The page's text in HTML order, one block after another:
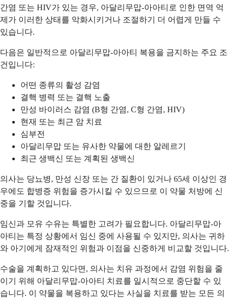
간염 또는 HIV가 있는 경우, 아달리무맙-아아티로 인한 면역 억
제가 이러한 상태를 악화시키거나 조절하기 더 어렵게 만들 수
있습니다.
다음은 일반적으로 아달리무맙-아아티 복용을 금지하는 주요 조
건입니다:
어떤 종류의 활성 감염
결핵 병력 또는 결핵 노출
만성 바이러스 감염 (B형 간염, C형 간염, HIV)
현재 또는 최근 암 치료
심부전
아달리무맙 또는 유사한 약물에 대한 알레르기
최근 생백신 또는 계획된 생백신
의사는 당뇨병, 만성 신장 또는 간 질환이 있거나 65세 이상인 경
우에도 합병증 위험을 증가시킬 수 있으므로 이 약물 처방에 신
중을 기할 것입니다.
임신과 모유 수유는 특별한 고려가 필요합니다. 아달리무맙-아
아티는 특정 상황에서 임신 중에 사용될 수 있지만, 의사는 귀하
와 아기에게 잠재적인 위험과 이점을 신중하게 비교할 것입니다.
수술을 계획하고 있다면, 의사는 치유 과정에서 감염 위험을 줄
이기 위해 아달리무맙-아아티 치료를 일시적으로 중단할 수 있
습니다. 이 약물을 복용하고 있다는 사실을 치료를 받는 모든 의